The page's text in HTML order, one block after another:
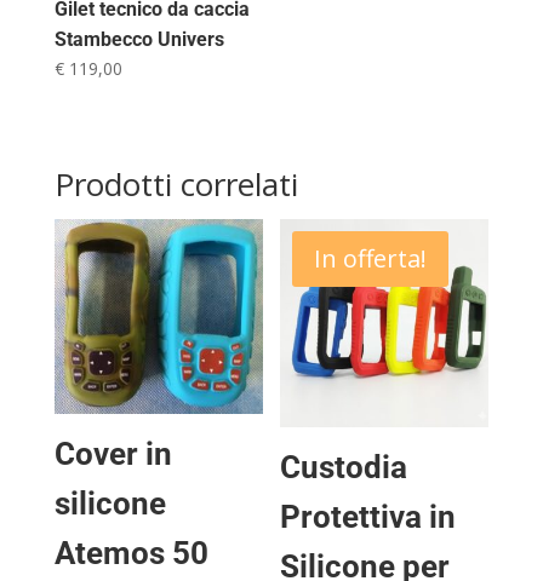
Gilet tecnico da caccia
Stambecco Univers
€119,00
Prodotti correlati
Cover in
silicone
Atemos 50
In offerta!
Custodia
Protettiva in
Silicone per